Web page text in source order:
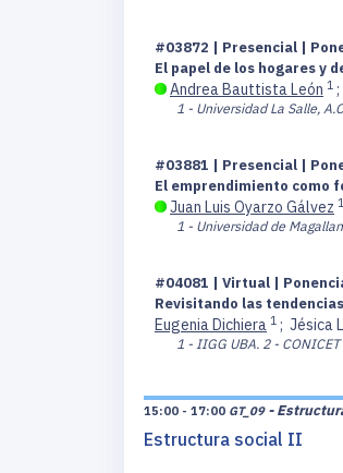
#03872 | Presencial |
El papel de los hogares y
Andrea Bauttista León 1 ;
1 - Universidad La Salle,
#03881 | Presencial |
El emprendimiento como
Juan Luis Oyarzo Gálvez 1
1 - Universidad de
#04081 | Virtual |
Revisitando las
Eugenia Dichiera 1 ; Jésica
1 - IIGG UBA. 2 -
15:00 - 17:00 GT_09 -
Estructura social II